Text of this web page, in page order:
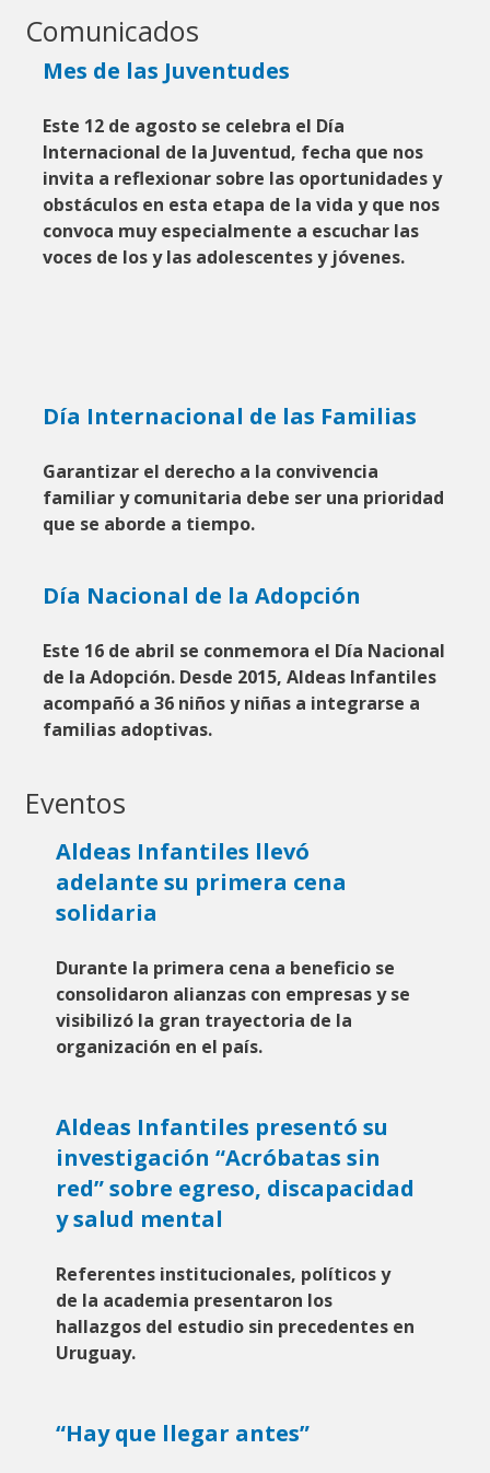
Comunicados
Mes de las Juventudes
Este 12 de agosto se celebra el Día
Internacional de la Juventud, fecha que nos
invita a reflexionar sobre las oportunidades y
obstáculos en esta etapa de la vida y que nos
convoca muy especialmente a escuchar las
voces de los y las adolescentes y jóvenes.
Día Internacional de las Familias
Garantizar el derecho a la convivencia
familiar y comunitaria debe ser una prioridad
que se aborde a tiempo.
Día Nacional de la Adopción
Este 16 de abril se conmemora el Día Nacional
de la Adopción. Desde 2015, Aldeas Infantiles
acompañó a 36 niños y niñas a integrarse a
familias adoptivas.
Eventos
Aldeas Infantiles llevó
adelante su primera cena
solidaria
Durante la primera cena a beneficio se
consolidaron alianzas con empresas y se
visibilizó la gran trayectoria de la
organización en el país.
Aldeas Infantiles presentó su
investigación “Acróbatas sin
red” sobre egreso, discapacidad
y salud mental
Referentes institucionales, políticos y
de la academia presentaron los
hallazgos del estudio sin precedentes en
Uruguay.
“Hay que llegar antes”